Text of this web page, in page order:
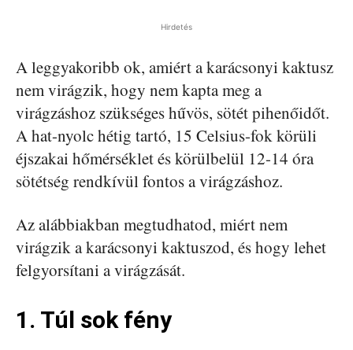
Hirdetés
A leggyakoribb ok, amiért a karácsonyi kaktusz
nem virágzik, hogy nem kapta meg a
virágzáshoz szükséges hűvös, sötét pihenőidőt.
A hat-nyolc hétig tartó, 15 Celsius-fok körüli
éjszakai hőmérséklet és körülbelül 12-14 óra
sötétség rendkívül fontos a virágzáshoz.
Az alábbiakban megtudhatod, miért nem
virágzik a karácsonyi kaktuszod, és hogy lehet
felgyorsítani a virágzását.
1. Túl sok fény